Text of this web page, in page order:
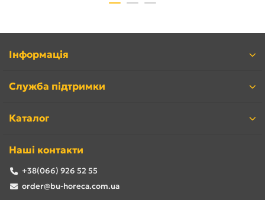
Інформація
Служба підтримки
Каталог
Наші контакти
+38(066) 926 52 55
order@bu-horeca.com.ua